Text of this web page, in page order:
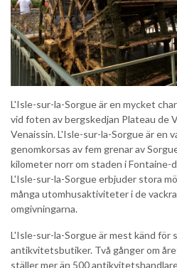
L'Isle-sur-la-Sorgue är en mycket
vid foten av bergskedjan Plateau de
Venaissin. L'Isle-sur-la-Sorgue är en
genomkorsas av fem grenar av
kilometer norr om staden i Fontaine-
L'Isle-sur-la-Sorgue erbjuder stora
många utomhusaktiviteter i de
omgivningarna.
L'Isle-sur-la-Sorgue är mest känd för
antikvitetsbutiker. Två gånger om
ställer mer än 500